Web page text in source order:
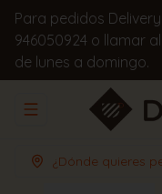
Para pedidos
946050924 o llamar
de lunes a domingo.
Abrir menu de
¿Dónde quieres